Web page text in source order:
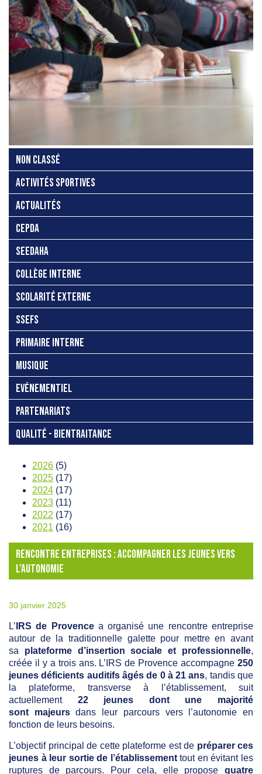
NON CLASSÉ
ACTIVITÉS SPORTIVES
ACTUALITÉS
CEPDA
SEEDAHA
COLLÈGE INTERNE
SCOLARITÉ EXTERNE
SSEFS
PRIMAIRE INTERNE
MUSIQUE
EVÉNEMENTIEL
PARTENARIATS
QUALITÉ - BIENTRAITANCE
2026 (5)
2025 (17)
2024 (17)
2023 (11)
2022 (17)
2021 (16)
RENCONTRE ENTREPRISES : ACCOMPAGNER LES JEUNES VERS
L’AUTONOMIE
30 janvier 2025
L’ IRS de Provencea organisé une rencontre entreprise
autour de la traditionnelle galette pour mettre en avant
sa plateforme d’insertion sociale et professionnelle,
créée il y a trois ans. L’IRS de Provence accompagne 250
jeunes déficients auditifs âgés de 0 à 21 ans, tandis que
la plateforme, transverse à l’établissement, suit
actuellement 22 jeunes dont une majorité
sont majeursdans leur parcours vers l’autonomie en
fonction de leurs besoins.
L’objectif principal de cette plateforme est de préparer ces
jeunes à leur sortie de l’établissementtout en évitant les
ruptures de parcours. Pour cela, elle propose quatre